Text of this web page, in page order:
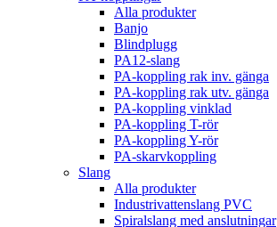
Alla produkter
Banjo
Blindplugg
PA12-slang
PA-koppling rak inv. gänga
PA-koppling rak utv. gänga
PA-koppling vinklad
PA-koppling T-rör
PA-koppling Y-rör
PA-skarvkoppling
Slang
Alla produkter
Industrivattenslang PVC
Spiralslang med anslutningar